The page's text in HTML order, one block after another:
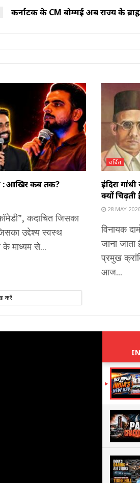
कर्नाटक के CM बोम्मई अब राज्य के
: आखिर कब तक?
कदाचित जिसका
उद्देश्य स्वस्थ
माध्यम से...
चर्चित
इंदिरा
क्यों चिढ़ती
28 MAY 2026
विनायक
जाना
प्रमुख
आज...
करें